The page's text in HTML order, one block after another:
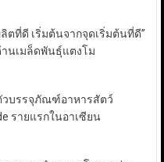
ตที่ดี เริ่มต้นจากจุดเริ่มต้นที่ดี”
นเมล็ดพันธุ์แตงโม
ตัวบรรจุภัณฑ์อาหารสัตว์
รายแรกในอาเซียน